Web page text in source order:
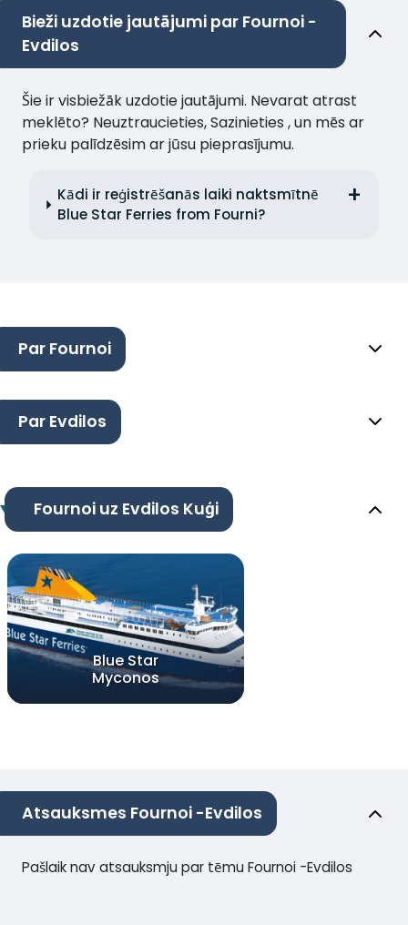
Bieži uzdotie jautājumi par Fournoi -
Evdilos
Šie ir visbiežāk uzdotie jautājumi. Nevarat atrast
meklēto? Neuztraucieties, Sazinieties , un mēs ar
prieku palīdzēsim ar jūsu pieprasījumu.
Kādi ir reģistrēšanās laiki naktsmītnē
Blue Star Ferries from Fourni?
Par Fournoi
Par Evdilos
Fournoi uz Evdilos Kuģi
Blue Star
Myconos
Atsauksmes Fournoi -Evdilos
Pašlaik nav atsauksmju par tēmu Fournoi -Evdilos